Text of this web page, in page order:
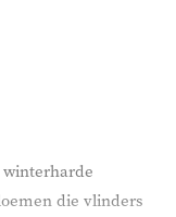
die vlinders